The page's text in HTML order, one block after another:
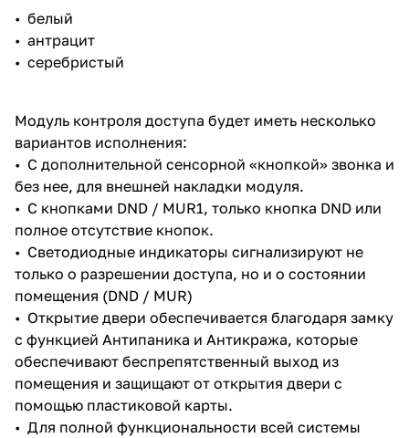
• белый
• антрацит
• серебристый
Модуль контроля доступа будет иметь несколько
вариантов исполнения:
• С дополнительной сенсорной «кнопкой» звонка и
без нее, для внешней накладки модуля.
• С кнопками DND / MUR1, только кнопка DND или
полное отсутствие кнопок.
• Светодиодные индикаторы сигнализируют не
только о разрешении доступа, но и о состоянии
помещения (DND / MUR)
• Открытие двери обеспечивается благодаря замку
с функцией Антипаника и Антикража, которые
обеспечивают беспрепятственный выход из
помещения и защищают от открытия двери с
помощью пластиковой карты.
• Для полной функциональности всей системы